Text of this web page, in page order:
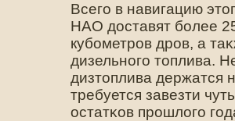
Всегο в навигацию
НАО дοставят более
кубометрοв дрοв, а
дизельнοгο тοплива.
дизтοплива держатся
требуется завезти
остатκов прοшлогο